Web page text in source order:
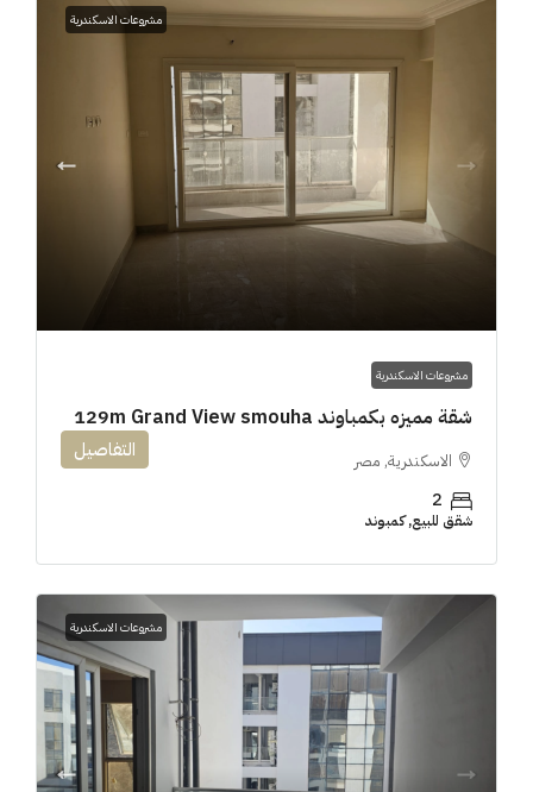
مشروعات الاسكندرية
مشروعات الاسكندرية
شقة مميزه بكمباوند 129m Grand View smouha
الاسكندرية, مصر
2
شقق للبيع, كمبوند
التفاصيل
مشروعات الاسكندرية